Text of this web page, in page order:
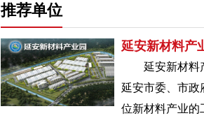
推荐单位
延安新材料产
延安新材料
延安市委、市政
位新材料产业的